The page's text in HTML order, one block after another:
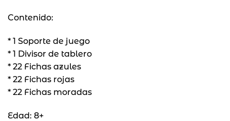
Contenido:
* 1 Soporte de juego
* 1 Divisor de tablero
* 22 Fichas azules
* 22 Fichas rojas
* 22 Fichas moradas
Edad: 8+